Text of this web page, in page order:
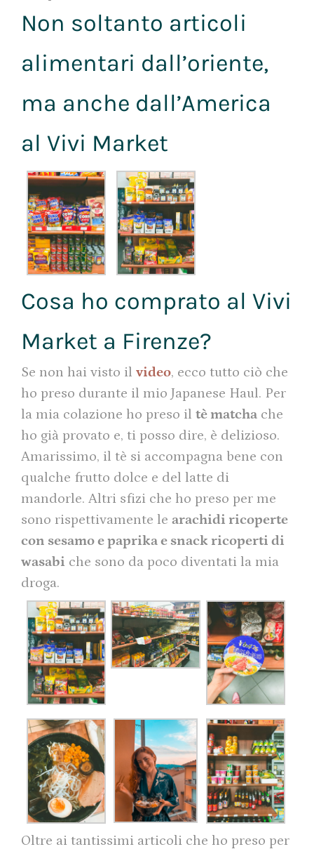
Non soltanto articoli
alimentari dall’oriente,
ma anche dall’America
al Vivi Market
Cosa ho comprato al Vivi
Market a Firenze?
Se non hai visto il video, ecco tutto ciò che
ho preso durante il mio Japanese Haul. Per
la mia colazione ho preso il tè matcha che
ho già provato e, ti posso dire, è delizioso.
Amarissimo, il tè si accompagna bene con
qualche frutto dolce e del latte di
mandorle. Altri sfizi che ho preso per me
sono rispettivamente le arachidi ricoperte
con sesamo e paprika e snack ricoperti di
wasabi che sono da poco diventati la mia
droga.
Oltre ai tantissimi articoli che ho preso per